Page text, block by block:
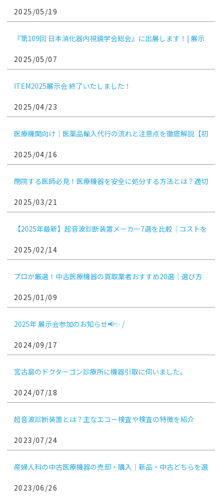
2025/05/19
『第109回 日本消化器内視鏡学会総会』に出展します！| 展示
2025/05/07
ITEM2025展示会 終了いたしました！
2025/04/23
医療機関向け｜医薬品輸入代行の流れと注意点を徹底解説【初
2025/04/16
閉院する医師必見！医療機器を安全に処分する方法とは？適切
2025/03/21
【2025年最新】超音波診断装置メーカー7選を比較｜コストを
2025/02/14
プロが厳選！中古医療機器の買取業者おすすめ20選｜選び方
2025/01/09
2025年 展示会参加のお知らせ📢✨ /
2024/09/17
宮古島のドクターゴン診療所に機器引取に伺いました。
2024/07/18
超音波診断装置とは？主なエコー検査や検査の特徴を紹介
2023/07/24
産婦人科の中古医療機器の売却・購入｜新品・中古どちらを選
2023/06/26